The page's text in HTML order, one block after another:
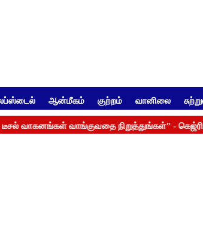
ஆன்மீகம் குற்றம் வானிலை